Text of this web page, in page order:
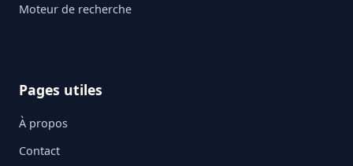
Moteur de recherche
Pages utiles
À propos
Contact